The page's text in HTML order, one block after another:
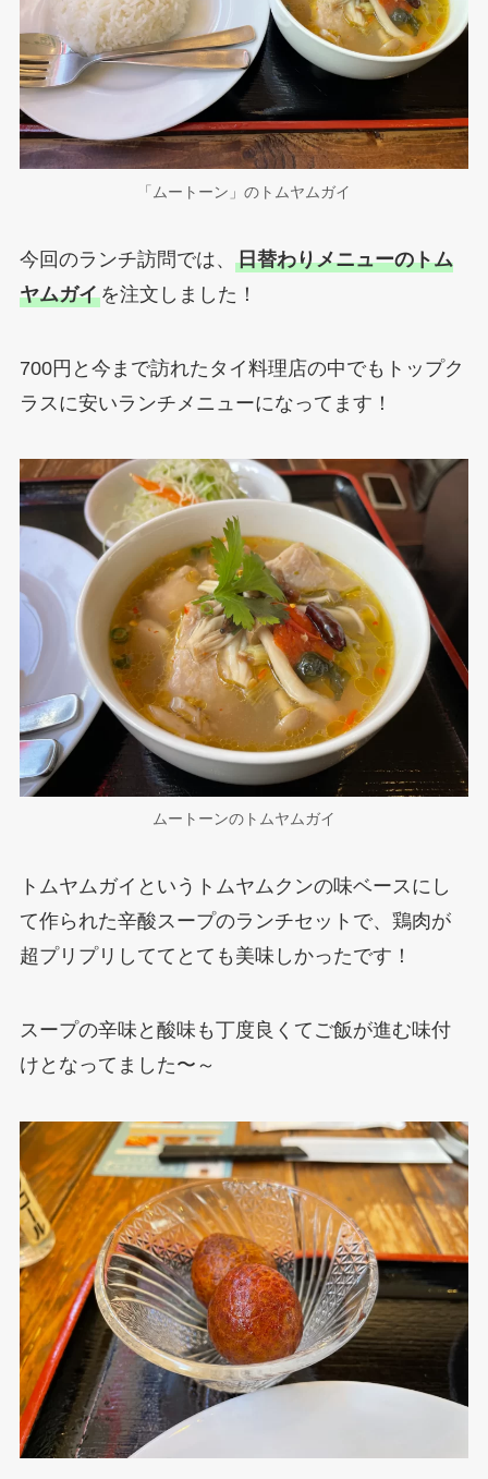
「ムートーン」のトムヤムガイ
今回のランチ訪問では、 日替わりメニューのトム
ヤムガイを注文しました！
700円と今まで訪れたタイ料理店の中でもトップク
ラスに安いランチメニューになってます！
ムートーンのトムヤムガイ
トムヤムガイというトムヤムクンの味ベースにし
て作られた辛酸スープのランチセットで、鶏肉が
超プリプリしててとても美味しかったです！
スープの辛味と酸味も丁度良くてご飯が進む味付
けとなってました〜～